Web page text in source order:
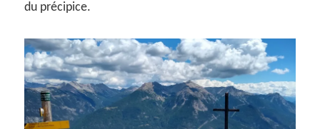
du précipice.